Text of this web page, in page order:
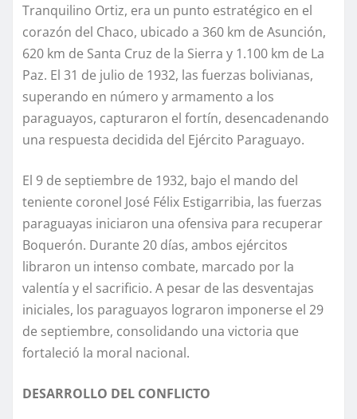
Tranquilino Ortiz, era un punto estratégico en el
corazón del Chaco, ubicado a 360 km de Asunción,
620 km de Santa Cruz de la Sierra y 1.100 km de La
Paz. El 31 de julio de 1932, las fuerzas bolivianas,
superando en número y armamento a los
paraguayos, capturaron el fortín, desencadenando
una respuesta decidida del Ejército Paraguayo.
El 9 de septiembre de 1932, bajo el mando del
teniente coronel José Félix Estigarribia, las fuerzas
paraguayas iniciaron una ofensiva para recuperar
Boquerón. Durante 20 días, ambos ejércitos
libraron un intenso combate, marcado por la
valentía y el sacrificio. A pesar de las desventajas
iniciales, los paraguayos lograron imponerse el 29
de septiembre, consolidando una victoria que
fortaleció la moral nacional.
DESARROLLO DEL CONFLICTO